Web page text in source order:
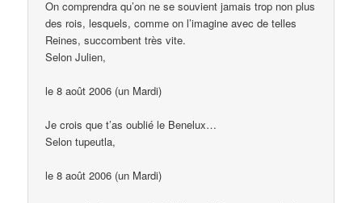
On comprendra qu’on ne se souvient jamais trop non plus
des rois, lesquels, comme on l’imagine avec de telles
Reines, succombent très vite.
Selon Julien,
le 8 août 2006 (un Mardi)
Je crois que t’as oublié le Benelux…
Selon tupeutla,
le 8 août 2006 (un Mardi)